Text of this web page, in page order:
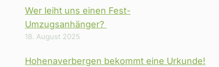
Wer leiht uns einen Fest-
Umzugsanhänger?
18. August 2025
Hohenaverbergen bekommt eine Urkunde!